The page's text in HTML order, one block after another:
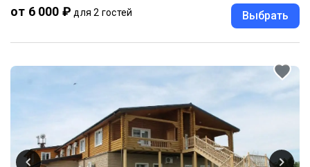
от 6 000 ₽ для 2 гостей Выбрать